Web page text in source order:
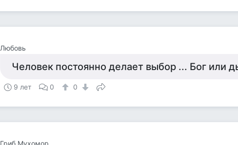
Любовь
Человек постоянно делает выбор ... Бог или
9 лет 0 0
Гриб Мухомор